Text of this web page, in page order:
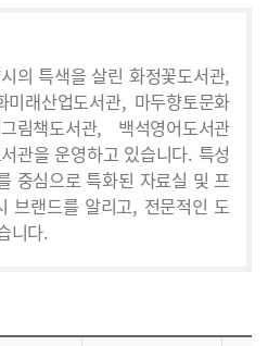
의 특색을 살린 화정꽃도서관,
미래산업도서관, 마두향토문화
림책도서관, 백석영어도서관
관을 운영하고 있습니다. 특성
중심으로 특화된 자료실 및 프
브랜드를 알리고, 전문적인 도
니다.